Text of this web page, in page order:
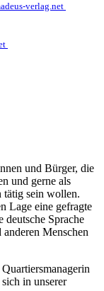
verlag.net
und Bürger, die
und gerne als
tätig sein wollen.
Lage eine gefragte
Sprache
Menschen
in unserer